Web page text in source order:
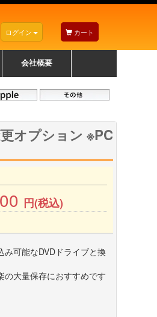
ログイン カート
会社概要
オプション ※PC
円(税込)
み可能なDVDドライブと換
の大量保存におすすめです